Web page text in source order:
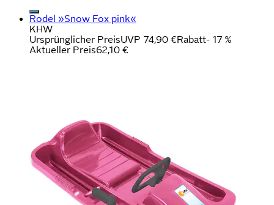
Rodel »Snow Fox pink«
KHW
Ursprünglicher PreisUVP 74,90 €Rabatt- 17 %
Aktueller Preis62,10 €